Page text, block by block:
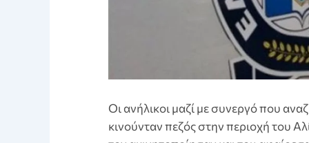
Οι ανήλικοι μαζί με συνεργό που
κινούνταν πεζός στην περιοχή του